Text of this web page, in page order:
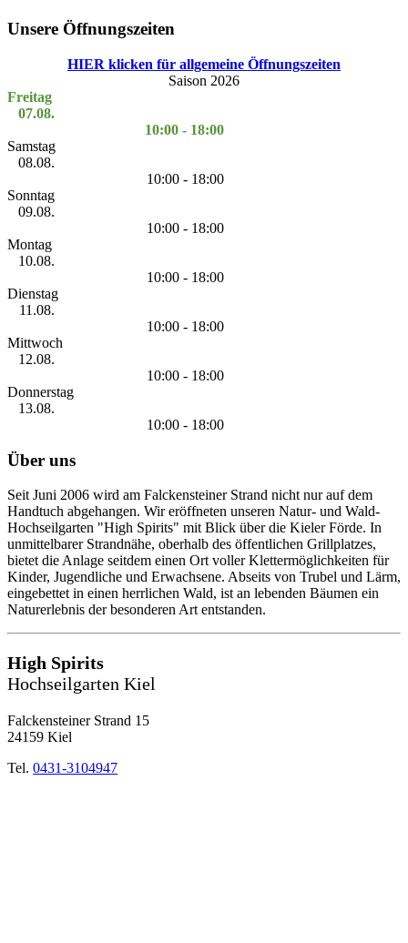
Unsere Öffnungszeiten
HIER klicken für allgemeine Öffnungszeiten
Saison 2026
Freitag
07.08.
10:00 - 18:00
Samstag
08.08.
10:00 - 18:00
Sonntag
09.08.
10:00 - 18:00
Montag
10.08.
10:00 - 18:00
Dienstag
11.08.
10:00 - 18:00
Mittwoch
12.08.
10:00 - 18:00
Donnerstag
13.08.
10:00 - 18:00
Über uns
Seit Juni 2006 wird am Falckensteiner Strand nicht nur auf dem
Handtuch abgehangen. Wir eröffneten unseren Natur- und Wald-
Hochseilgarten "High Spirits" mit Blick über die Kieler Förde. In
unmittelbarer Strandnähe, oberhalb des öffentlichen Grillplatzes,
bietet die Anlage seitdem einen Ort voller Klettermöglichkeiten für
Kinder, Jugendliche und Erwachsene. Abseits von Trubel und Lärm,
eingebettet in einen herrlichen Wald, ist an lebenden Bäumen ein
Naturerlebnis der besonderen Art entstanden.
High Spirits
Hochseilgarten Kiel
Falckensteiner Strand 15
24159 Kiel
Tel. 0431-3104947